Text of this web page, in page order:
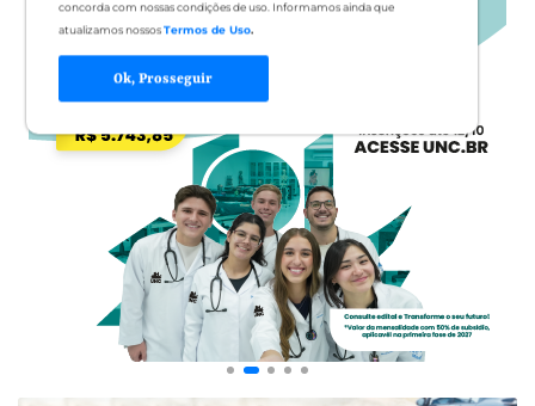
concorda com nossas condições de uso. Informamos ainda que
atualizamos nossosTermos de Uso.
Ok, Prosseguir